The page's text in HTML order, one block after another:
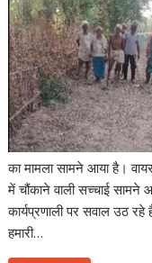
का मामला सामने आया है।
में चौंकाने वाली सच्चाई
कार्यप्रणाली पर सवाल उठ
हमारी…